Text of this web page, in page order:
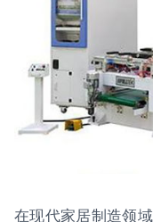
在现代家居制造领